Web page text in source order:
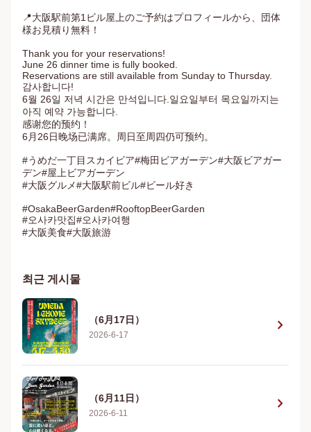
📍大阪駅前第1ビル屋上のご予約はプロフィールから、団体
様お見積り無料！
Thank you for your reservations!
June 26 dinner time is fully booked.
Reservations are still available from Sunday to Thursday.
감사합니다!
6월 26일 저녁 시간은 만석입니다.일요일부터 목요일까지는
아직 예약 가능합니다.
感谢您的预约！
6月26日晚场已满席。周日至周四仍可预约。
#うめだ一丁目スカイビア#梅田ビアガーデン#大阪ビアガー
デン#屋上ビアガーデン
#大阪グルメ#大阪駅前ビル#ビール好き
#OsakaBeerGarden#RooftopBeerGarden
#오사카맛집#오사카여행
#大阪美食#大阪旅游
최근 게시물
（6月17日）
2026-6-17 chevron_right
（6月11日）
2026-6-11 chevron_right